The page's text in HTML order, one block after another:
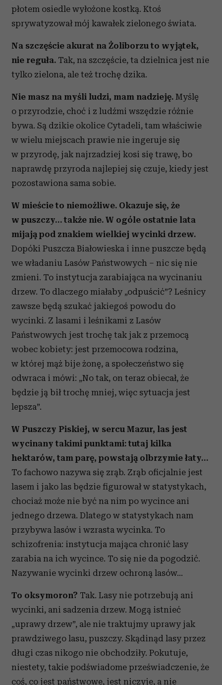
płotem osiedle wyłożone kostką. Ktoś
sprywatyzował mój kawałek zielonego świata.
Na szczęście akurat na Żoliborzu to wyjątek,
nie reguła. Tak, na szczęście, ta dzielnica jest nie
tylko zielona, ale też trochę dzika.
Nie masz na myśli ludzi, mam nadzieję. Myślę
o przyrodzie, choć i z ludźmi wszędzie różnie
bywa. Są dzikie okolice Cytadeli, tam właściwie
w wielu miejscach prawie nie ingeruje się
w przyrodę, jak najrzadziej kosi się trawę, bo
naprawdę przyroda najlepiej się czuje, kiedy jest
pozostawiona sama sobie.
W mieście to niemożliwe. Okazuje się, że
w puszczy… także nie. W ogóle ostatnie lata
mijają pod znakiem wielkiej wycinki drzew.
Dopóki Puszcza Białowieska i inne puszcze będą
we władaniu Lasów Państwowych – nic się nie
zmieni. To instytucja zarabiająca na wycinaniu
drzew. To dlaczego miałaby „odpuścić”? Leśnicy
zawsze będą szukać jakiegoś powodu do
wycinki. Z lasami i leśnikami z Lasów
Państwowych jest trochę tak jak z przemocą
wobec kobiety: jest przemocowa rodzina,
w której mąż bije żonę, a społeczeństwo się
odwraca i mówi: „No tak, on teraz obiecał, że
będzie ją bił trochę mniej, więc sytuacja jest
lepsza”.
W Puszczy Piskiej, w sercu Mazur, las jest
wycinany takimi punktami: tutaj kilka
hektarów, tam parę, powstają olbrzymie łaty…
To fachowo nazywa się zrąb. Zrąb oficjalnie jest
lasem i jako las będzie figurował w statystykach,
chociaż może nie być na nim po wycince ani
jednego drzewa. Dlatego w statystykach nam
przybywa lasów i wzrasta wycinka. To
schizofrenia: instytucja mająca chronić lasy
zarabia na ich wycince. To się nie da pogodzić.
Nazywanie wycinki drzew ochroną lasów…
To oksymoron? Tak. Lasy nie potrzebują ani
wycinki, ani sadzenia drzew. Mogą istnieć
„uprawy drzew”, ale nie traktujmy uprawy jak
prawdziwego lasu, puszczy. Skądinąd lasy przez
długi czas nikogo nie obchodziły. Pokutuje,
niestety, takie podświadome przeświadczenie, że
coś, co jest państwowe, jest niczyje, a nie